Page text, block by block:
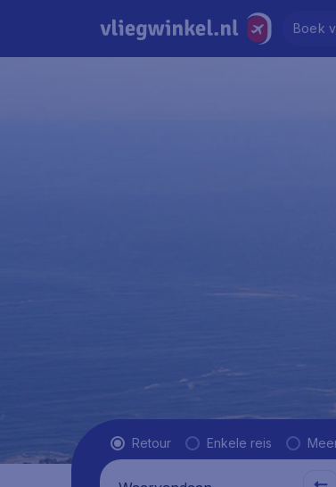
Boek
Vluchttype
Retour Enkele reis